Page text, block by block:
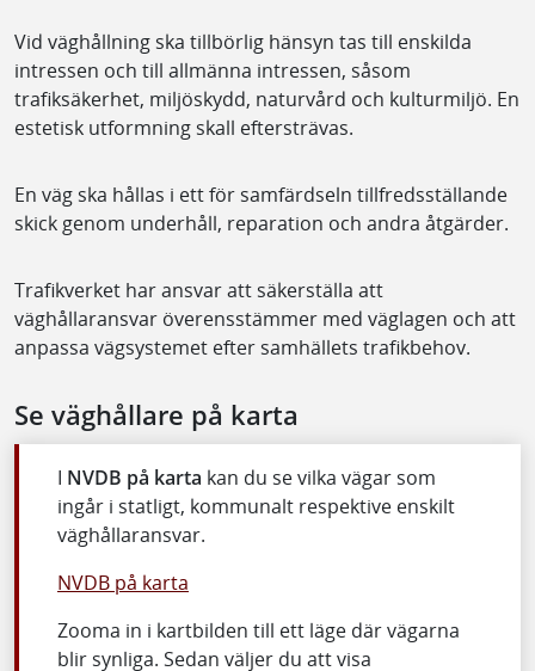
Vid väghållning ska tillbörlig hänsyn tas till enskilda
intressen och till allmänna intressen, såsom
trafiksäkerhet, miljöskydd, naturvård och kulturmiljö. En
estetisk utformning skall eftersträvas.
En väg ska hållas i ett för samfärdseln tillfredsställande
skick genom underhåll, reparation och andra åtgärder.
Trafikverket har ansvar att säkerställa att
väghållaransvar överensstämmer med väglagen och att
anpassa vägsystemet efter samhällets trafikbehov.
Se väghållare på karta
I NVDB på karta kan du se vilka vägar som
ingår i statligt, kommunalt respektive enskilt
väghållaransvar.
NVDB på karta
Zooma in i kartbilden till ett läge där vägarna
blir synliga. Sedan väljer du att visa